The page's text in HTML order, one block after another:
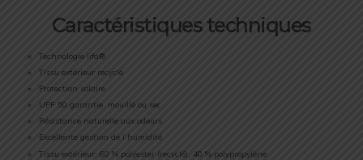
Caractéristiques techniques
Technologie lifa®
Tissu extérieur recyclé
Protection solaire
UPF 50 garantie, mouillé ou sec
Résistance naturelle aux odeurs
Excellente gestion de l’humidité
Tissu extérieur: 60 % polyester (recyclé), 40 % polypropylène